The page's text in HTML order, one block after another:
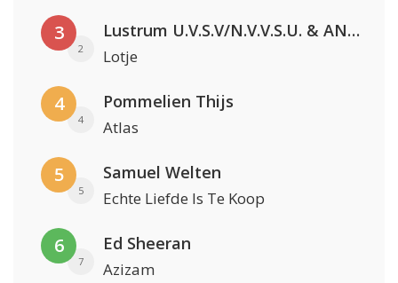
3
2
Lustrum U.V.S.V/N.V.V.S.U. & ANNO ONS & Jopke van Dobbenburgh & Roeland Beelen
Lotje
4
4
Pommelien Thijs
Atlas
5
5
Samuel Welten
Echte Liefde Is Te Koop
6
7
Ed Sheeran
Azizam